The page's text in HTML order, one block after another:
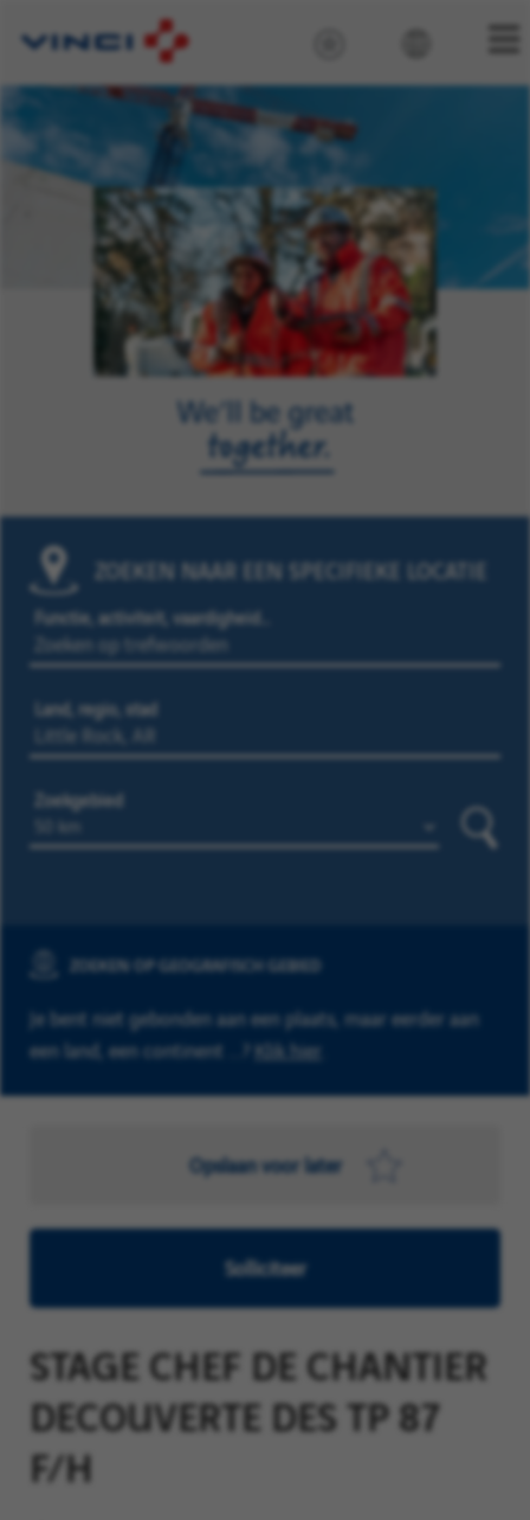
ZOEKEN NAAR EEN SPECIFIEKE LOCATIE
Functie, activiteit, vaardigheid…
Land, regio, stad
Zoekgebied
ZOEKEN OP GEOGRAFISCH GEBIED
Je bent niet gebonden aan een plaats, maar eerder aan
een land, een continent ...? Klik hier
Opslaan voor later
Solliciteer
STAGE CHEF DE CHANTIER
DECOUVERTE DES TP 87
F/H